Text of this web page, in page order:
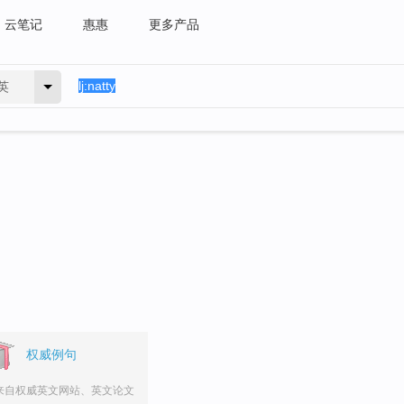
云笔记 惠惠 更多产品
权威例句
自权威英文网站、英文论文